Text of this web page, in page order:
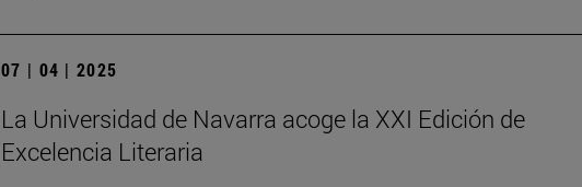
07 | 04 | 2025
La Universidad de Navarra acoge la XXI Edición de
Excelencia Literaria